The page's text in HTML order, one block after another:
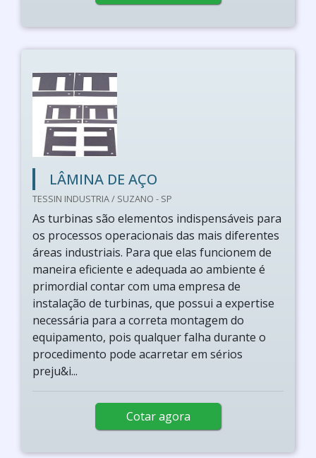
LÂMINA DE AÇO
TESSIN INDUSTRIA / SUZANO - SP
As turbinas são elementos indispensáveis para
os processos operacionais das mais diferentes
áreas industriais. Para que elas funcionem de
maneira eficiente e adequada ao ambiente é
primordial contar com uma empresa de
instalação de turbinas, que possui a expertise
necessária para a correta montagem do
equipamento, pois qualquer falha durante o
procedimento pode acarretar em sérios
preju&i...
Cotar agora